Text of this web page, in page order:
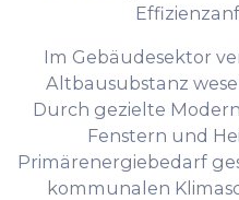
Im Gebäudesektor
Altbausubstanz
Durch gezielte
Fenstern und
Primärenergiebedarf
kommunalen